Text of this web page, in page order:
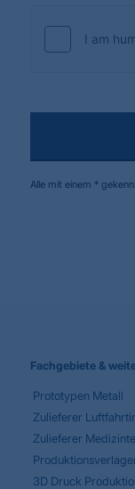
Alle mit einem *
Fachgebiete &
Prototypen Metall
Zulieferer
Zulieferer
3D Druck